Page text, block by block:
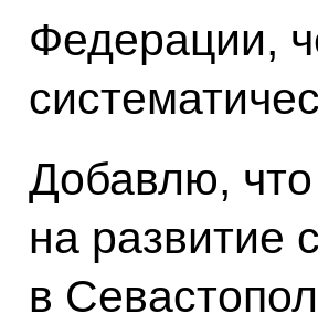
Федерации,
Добавлю,
на развитие
в